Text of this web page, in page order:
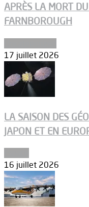
APRÈS LA MORT
FARNBOROUGH
17 juillet 2026
LA SAISON DES
JAPON ET EN
16 juillet 2026